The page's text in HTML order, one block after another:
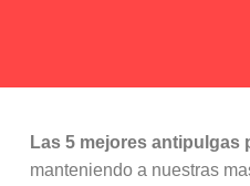
Las 5 mejores antipulgas
manteniendo a nuestras